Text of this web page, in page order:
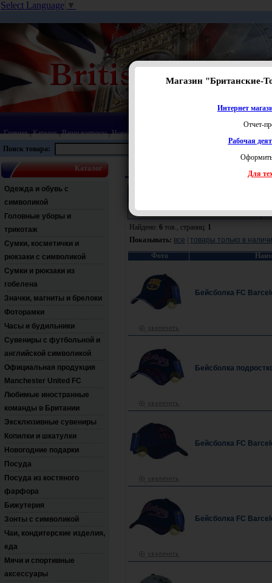
Select Language ▼
Главная|Каталог|Ваши вопросы|Новинки
Поиск товара:
Каталог
Одежда и обувь с
символикой
Головные уборы и
трикотаж
Сумки, косметички и
рюкзаки с символикой
Сумки и рюкзаки из
гобелена
Значки, магниты и брелоки
Фоторамки
Часы и будильники
Сувениры с футбольной и
английской символикой
Официальная продукция
Manchester United FC
Любимые иностранные
команды в Британии
Эксклюзивные сувениры
Копилки и шкатулки
Новогодние подарки
Посуда
Посуда из костяного
фарфора
Бижутерия
Зонты с символикой
Чаи, кондитерские изделия,
еда
Мячи и спортивные
аксессуары
Любимые иностранные команды в
Раздел:
Найдено: 6 тов., страниц: 1
Показывать: все
товары только в
Фото
Бейсболка FC
Бейсболка
Бейсболка FC
Бейсболка FC
Магазин "Британские-
Интернет
Отчет-
Рабочая
Для